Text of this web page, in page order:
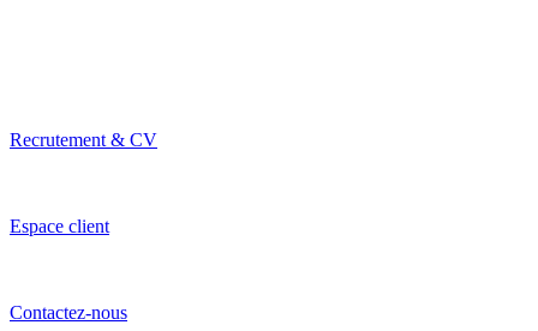
Recrutement & CV
Espace client
Contactez-nous